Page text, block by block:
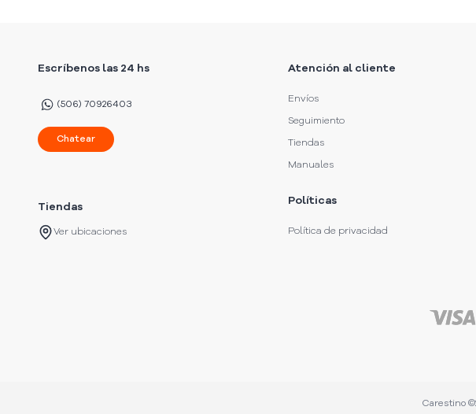
Escríbenos las 24 hs
(506) 70926403
Chatear
Tiendas
Ver ubicaciones
Atención al cliente
Envíos
Seguimiento
Tiendas
Manuales
Políticas
Política de privacidad
Carestino ©